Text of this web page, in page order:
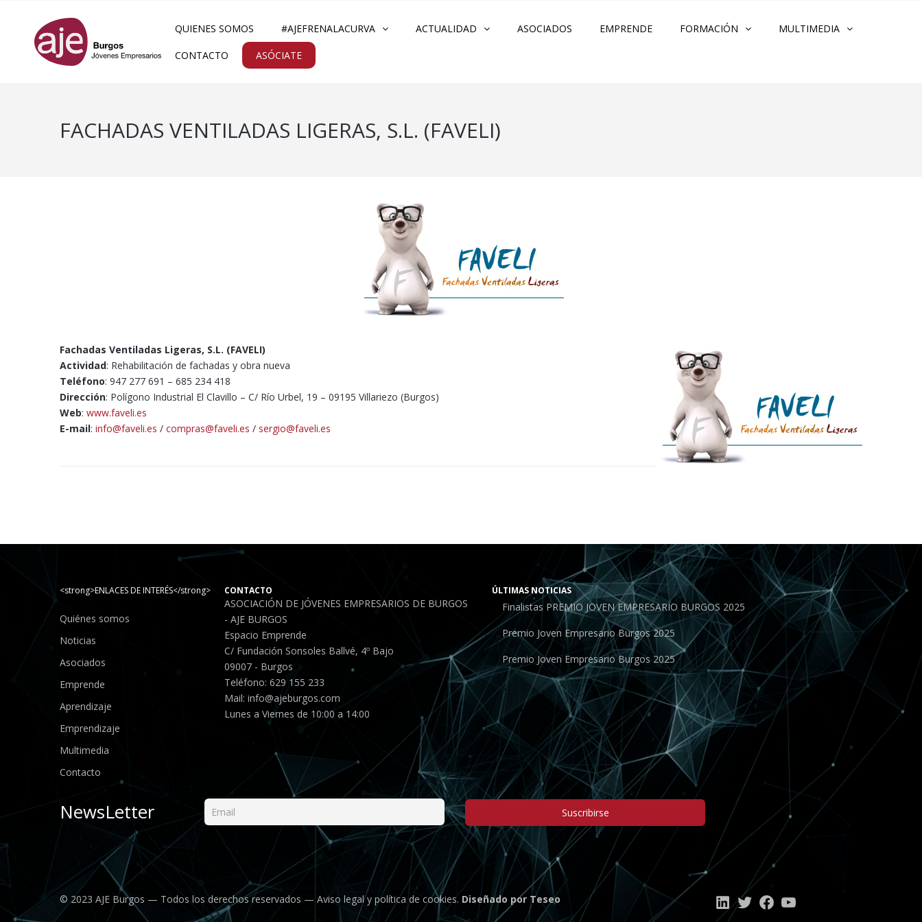
QUIENES SOMOS #AJEFRENALACURVA ACTUALIDAD ASOCIADOS EMPRENDE FORMACIÓN MULTIMEDIA
CONTACTO ASÓCIATE
FACHADAS VENTILADAS LIGERAS, S.L. (FAVELI)
Fachadas Ventiladas Ligeras, S.L. (FAVELI)
Actividad: Rehabilitación de fachadas y obra nueva
Teléfono: 947 277 691 – 685 234 418
Dirección: Polígono Industrial El Clavillo – C/ Río Urbel, 19 – 09195 Villariezo (Burgos)
Web: www.faveli.es
E-mail: info@faveli.es / compras@faveli.es / sergio@faveli.es
<strong>ENLACES DE INTERÉS</strong>
Quiénes somos
Noticias
Asociados
Emprende
Aprendizaje
Emprendizaje
Multimedia
Contacto
CONTACTO
ASOCIACIÓN DE JÓVENES EMPRESARIOS DE BURGOS
- AJE BURGOS
Espacio Emprende
C/ Fundación Sonsoles Ballvé, 4º Bajo
09007 - Burgos
Teléfono: 629 155 233
Mail: info@ajeburgos.com
Lunes a Viernes de 10:00 a 14:00
ÚLTIMAS NOTICIAS
Finalistas PREMIO JOVEN EMPRESARIO BURGOS 2025
Premio Joven Empresario Burgos 2025
Premio Joven Empresario Burgos 2025
NewsLetter Suscribirse
© 2023 AJE Burgos — Todos los derechos reservados — Aviso legaly política de cookies. Diseñado por Teseo